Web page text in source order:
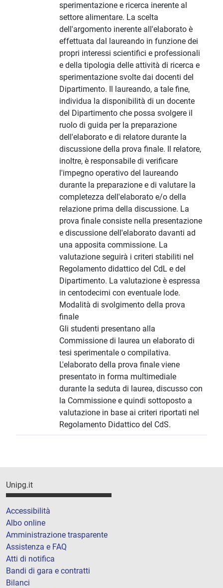
sperimentazione e ricerca inerente al
settore alimentare. La scelta
dell'argomento inerente all'elaborato è
effettuata dal laureando in funzione dei
propri interessi scientifici e professionali
e della tipologia delle attività di ricerca e
sperimentazione svolte dai docenti del
Dipartimento. Il laureando, a tale fine,
individua la disponibilità di un docente
del Dipartimento che possa svolgere il
ruolo di guida per la preparazione
dell'elaborato e di relatore durante la
discussione della prova finale. Il relatore,
inoltre, è responsabile di verificare
l'impegno operativo del laureando
durante la preparazione e di valutare la
completezza dell'elaborato e/o della
relazione prima della discussione. La
prova finale consiste nella presentazione
e discussione dell'elaborato davanti ad
una apposita commissione. La
valutazione seguirà i criteri stabiliti nel
Regolamento didattico del CdL e del
Dipartimento. La valutazione è espressa
in centodecimi con eventuale lode.
Modalità di svolgimento della prova
finale
Gli studenti presentano alla
Commissione di laurea un elaborato di
tesi sperimentale o compilativa.
L'elaborato della prova finale viene
presentato in forma multimediale
durante la seduta di laurea, discusso con
la Commissione e quindi sottoposto a
valutazione in base ai criteri riportati nel
Regolamento Didattico del CdS.
Unipg.it
Accessibilità
Albo online
Amministrazione trasparente
Assistenza e FAQ
Atti di notifica
Bandi di gara e contratti
Bilanci